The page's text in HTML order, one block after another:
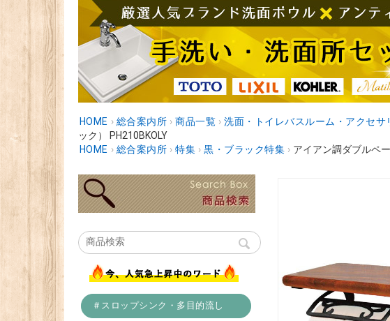
HOME › 総合案内所 › 商品一覧 › 洗面・トイレバスルーム・アクセサ
ック） PH210BKOLY
HOME › 総合案内所 › 特集 › 黒・ブラック特集 › アイアン調ダブルペ
＃スロップシンク・多目的流し